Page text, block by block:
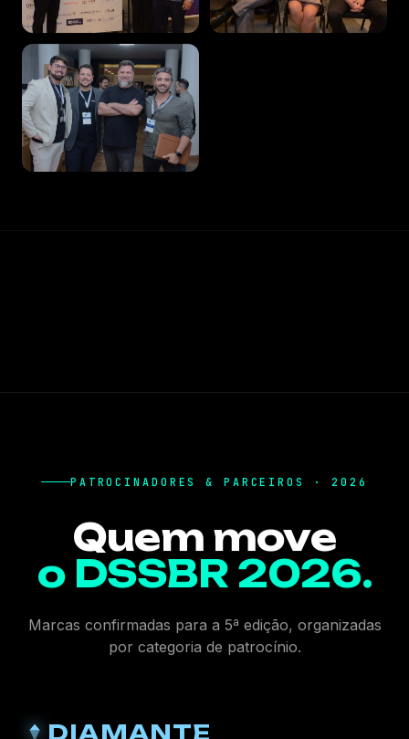
PATROCINADORES & PARCEIROS · 2026
Quem move
o DSSBR 2026.
Marcas confirmadas para a 5ª edição, organizadas
por categoria de patrocínio.
DIAMANTE